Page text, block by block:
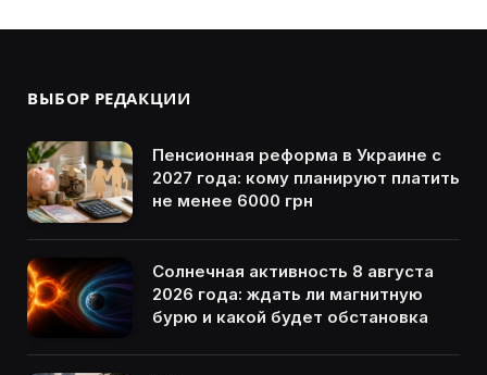
ВЫБОР РЕДАКЦИИ
Пенсионная реформа в Украине с
2027 года: кому планируют платить
не менее 6000 грн
Солнечная активность 8 августа
2026 года: ждать ли магнитную
бурю и какой будет обстановка